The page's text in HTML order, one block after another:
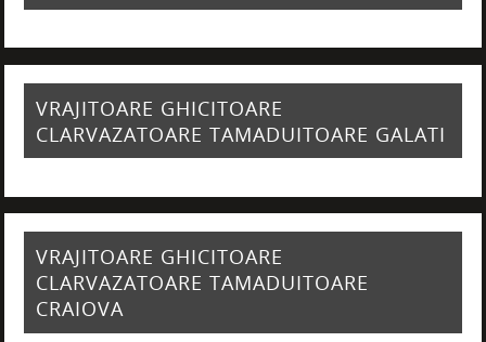
VRAJITOARE GHICITOARE
CLARVAZATOARE TAMADUITOARE GALATI
VRAJITOARE GHICITOARE
CLARVAZATOARE TAMADUITOARE
CRAIOVA